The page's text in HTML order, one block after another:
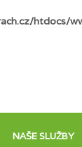
htdocs/
NAŠE SLUŽBY